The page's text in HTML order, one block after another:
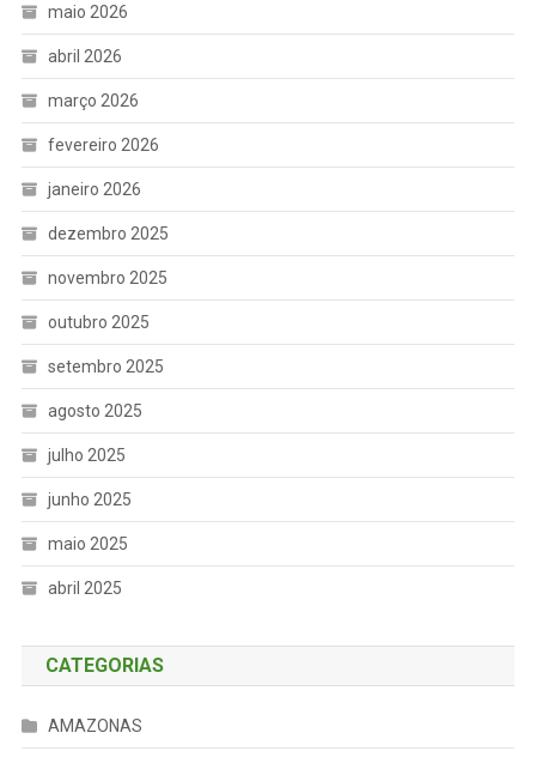
maio 2026
abril 2026
março 2026
fevereiro 2026
janeiro 2026
dezembro 2025
novembro 2025
outubro 2025
setembro 2025
agosto 2025
julho 2025
junho 2025
maio 2025
abril 2025
CATEGORIAS
AMAZONAS